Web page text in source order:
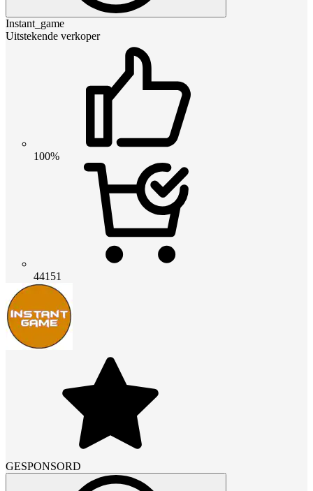
Instant_game
Uitstekende verkoper
100%
44151
GESPONSORD